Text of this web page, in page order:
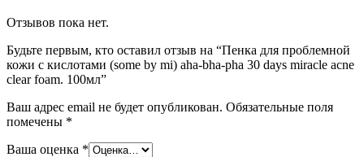
Отзывов пока нет.
Будьте первым, кто оставил отзыв на “Пенка для проблемной
кожи с кислотами (some by mi) aha-bha-pha 30 days miracle acne
clear foam. 100мл”
Ваш адрес email не будет опубликован. Обязательные поля
помечены *
Ваша оценка *